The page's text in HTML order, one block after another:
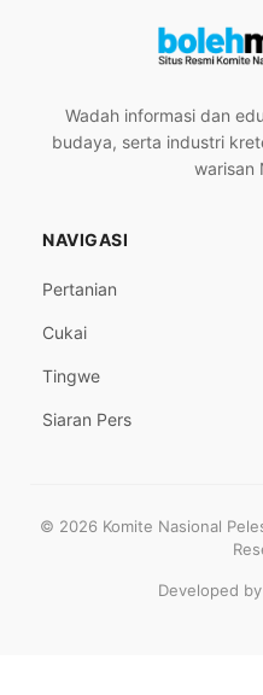
Wadah informasi dan
budaya, serta industri
warisan
NAVIGASI
Pertanian
Cukai
Tingwe
Siaran Pers
© 2026 Komite Nasional
Developed by